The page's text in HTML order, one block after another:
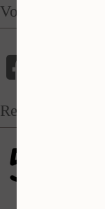
Volg mij
Recensies
5